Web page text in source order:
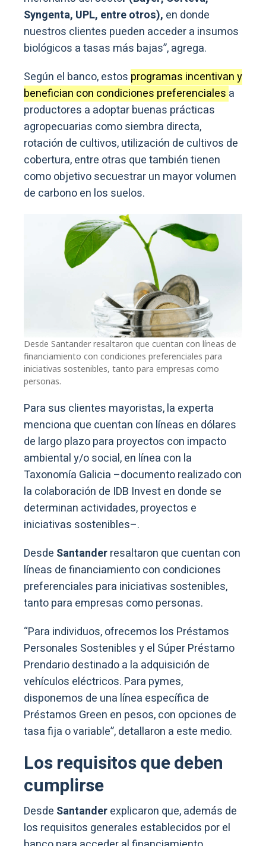
Syngenta, UPL, entre otros), en donde
nuestros clientes pueden acceder a insumos
biológicos a tasas más bajas”, agrega.
Según el banco, estos programas incentivan y
benefician con condiciones preferenciales a
productores a adoptar buenas prácticas
agropecuarias como siembra directa,
rotación de cultivos, utilización de cultivos de
cobertura, entre otras que también tienen
como objetivo secuestrar un mayor volumen
de carbono en los suelos.
Desde Santander resaltaron que cuentan con líneas de
financiamiento con condiciones preferenciales para
iniciativas sostenibles, tanto para empresas como
personas.
Para sus clientes mayoristas, la experta
menciona que cuentan con líneas en dólares
de largo plazo para proyectos con impacto
ambiental y/o social, en línea con la
Taxonomía Galicia –documento realizado con
la colaboración de IDB Invest en donde se
determinan actividades, proyectos e
iniciativas sostenibles–.
Desde Santanderresaltaron que cuentan con
líneas de financiamiento con condiciones
preferenciales para iniciativas sostenibles,
tanto para empresas como personas.
“Para individuos, ofrecemos los Préstamos
Personales Sostenibles y el Súper Préstamo
Prendario destinado a la adquisición de
vehículos eléctricos. Para pymes,
disponemos de una línea específica de
Préstamos Green en pesos, con opciones de
tasa fija o variable”, detallaron a este medio.
Los requisitos que deben
cumplirse
Desde Santanderexplicaron que, además de
los requisitos generales establecidos por el